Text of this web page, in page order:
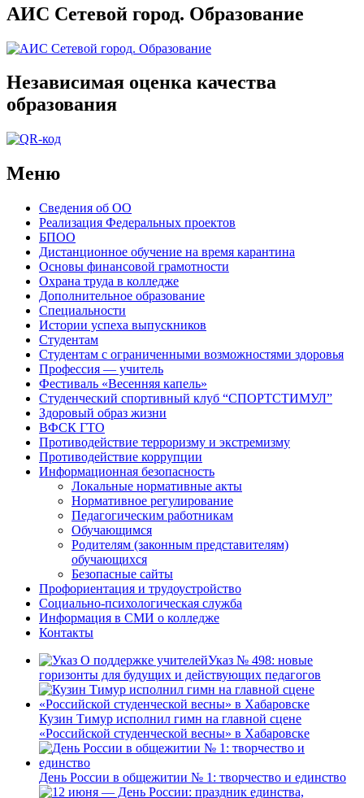
АИС Сетевой город. Образование
Независимая оценка качества
образования
Меню
Сведения об ОО
Реализация Федеральных проектов
БПОО
Дистанционное обучение на время карантина
Основы финансовой грамотности
Охрана труда в колледже
Дополнительное образование
Специальности
Истории успеха выпускников
Студентам
Студентам с ограниченными возможностями здоровья
Профессия — учитель
Фестиваль «Весенняя капель»
Студенческий спортивный клуб “СПОРТСТИМУЛ”
Здоровый образ жизни
ВФСК ГТО
Противодействие терроризму и экстремизму
Противодействие коррупции
Информационная безопасность
Локальные нормативные акты
Нормативное регулирование
Педагогическим работникам
Обучающимся
Родителям (законным представителям)
обучающихся
Безопасные сайты
Профориентация и трудоустройство
Социально-психологическая служба
Информация в СМИ о колледже
Контакты
Указ № 498: новые
горизонты для будущих и действующих педагогов
Кузин Тимур исполнил гимн на главной сцене
«Российской студенческой весны» в Хабаровске
День России в общежитии № 1: творчество и единство